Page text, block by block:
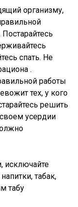
организму,
спать. Не
.
работы
тех, у кого
решить
усердии
исключайте
табак,
табу